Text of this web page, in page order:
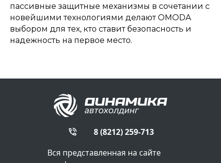
пассивные защитные механизмы в сочетании с
новейшими технологиями делают OMODA
выбором для тех, кто ставит безопасность и
надежность на первое место.
Вся представленная на сайте
8 (8212) 259-713